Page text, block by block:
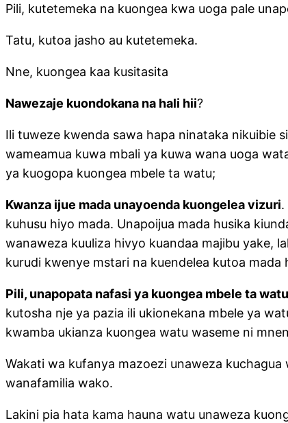
Pili, kutetemeka na kuongea kwa uoga pale
Tatu, kutoa jasho au kutetemeka.
Nne, kuongea kaa kusitasita
Nawezaje kuondokana na hali hii?
Ili tuweze kwenda sawa hapa ninataka nikuibie
wameamua kuwa mbali ya kuwa wana uoga
ya kuogopa kuongea mbele ta watu;
Kwanza ijue mada unayoenda kuongelea vizuri.
kuhusu hiyo mada. Unapoijua mada husika
wanaweza kuuliza hivyo kuandaa majibu yake,
kurudi kwenye mstari na kuendelea kutoa mada
Pili, unapopata nafasi ya kuongea mbele ta
kutosha nje ya pazia ili ukionekana mbele ya
kwamba ukianza kuongea watu waseme ni
Wakati wa kufanya mazoezi unaweza
wanafamilia wako.
Lakini pia hata kama hauna watu unaweza